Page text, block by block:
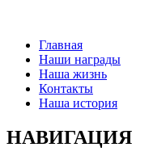
Главная
Наши награды
Наша жизнь
Контакты
Наша история
НАВИГАЦИЯ